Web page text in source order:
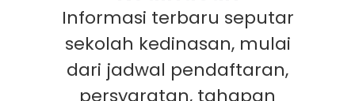
Informasi terbaru seputar
sekolah kedinasan, mulai
dari jadwal pendaftaran,
persyaratan, tahapan